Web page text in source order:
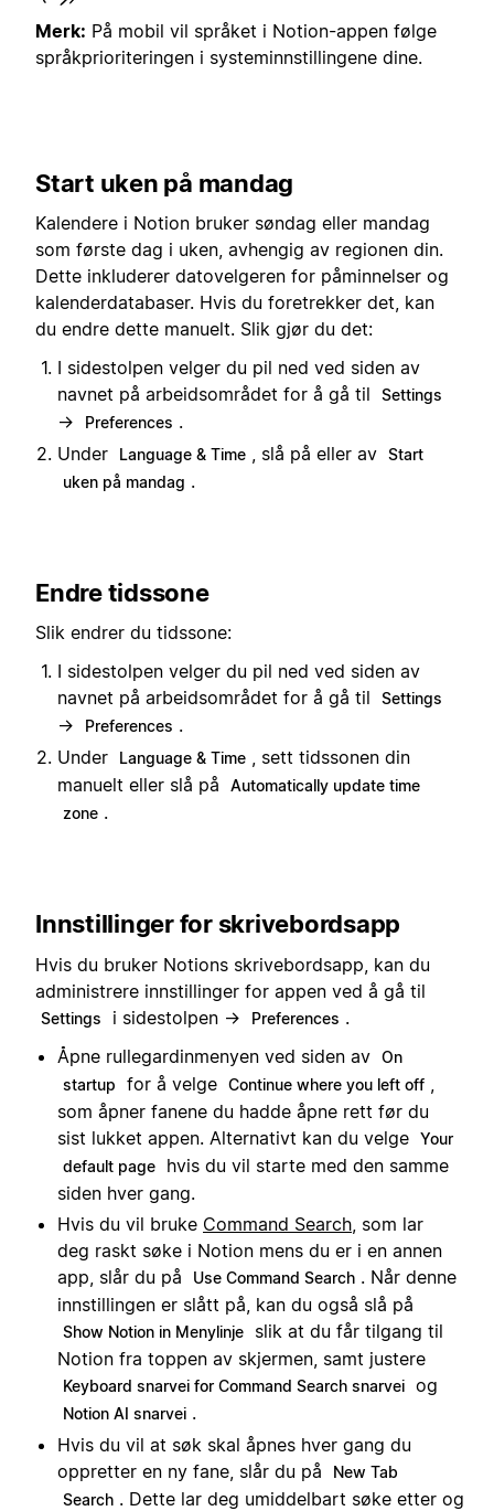
Merk: På mobil vil språket i Notion-appen følge
språkprioriteringen i systeminnstillingene dine.
Start uken på mandag
Kalendere i Notion bruker søndag eller mandag
som første dag i uken, avhengig av regionen din.
Dette inkluderer datovelgeren for påminnelser og
kalenderdatabaser. Hvis du foretrekker det, kan
du endre dette manuelt. Slik gjør du det:
I sidestolpen velger du pil ned ved siden av
navnet på arbeidsområdet for å gå til
Settings
→ Preferences .
Under
Language & Time , slå på eller av Start
uken på mandag .
Endre tidssone
Slik endrer du tidssone:
I sidestolpen velger du pil ned ved siden av
navnet på arbeidsområdet for å gå til
Settings
→ Preferences .
Under
Language & Time
, sett tidssonen din
manuelt eller slå på
Automatically update time
zone .
Innstillinger for skrivebordsapp
Hvis du bruker Notions skrivebordsapp, kan du
administrere innstillinger for appen ved å gå til
Settings i sidestolpen → Preferences .
Åpne rullegardinmenyen ved siden av On
startup
for å velge Continue where you left off
som åpner fanene du hadde åpne rett før du
sist lukket appen. Alternativt kan du velge Your
default page
hvis du vil starte med den samme
siden hver gang.
Hvis du vil bruke Command Search , som lar
deg raskt søke i Notion mens du er i en annen
app, slår du på
Use Command Search . Når denne
innstillingen er slått på, kan du også slå på
Show Notion in Menylinje
slik at du får tilgang til
Notion fra toppen av skjermen, samt justere
Keyboard snarvei for Command Search snarvei og
Notion AI snarvei .
Hvis du vil at søk skal åpnes hver gang du
oppretter en ny fane, slår du på
New Tab
Search . Dette lar deg umiddelbart søke etter og